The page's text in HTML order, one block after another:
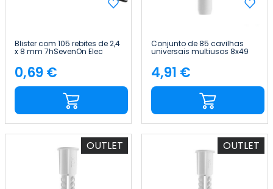
Blister com 105 rebites de 2,4
x 8 mm 7hSevenOn Elec
Preço
0,69 €
Conjunto de 85 cavilhas
universais multiusos 8x49
Preço
4,91 €
OUTLET OUTLET